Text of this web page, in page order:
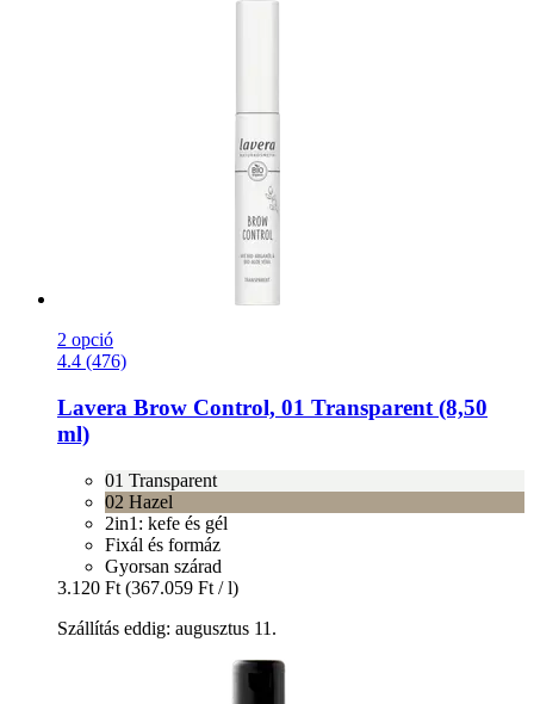
2 opció
4.4 (476)
Lavera Brow Control, 01 Transparent (8,50
ml)
01 Transparent
02 Hazel
2in1: kefe és gél
Fixál és formáz
Gyorsan szárad
3.120 Ft (367.059 Ft / l)
Szállítás eddig: augusztus 11.